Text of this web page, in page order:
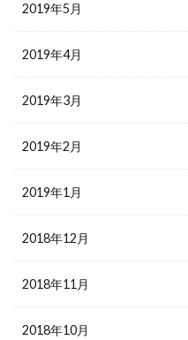
2019年5月
2019年4月
2019年3月
2019年2月
2019年1月
2018年12月
2018年11月
2018年10月